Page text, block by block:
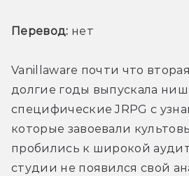
Перевод: нет
Vanillaware почти что
долгие годы выпускала
специфические JRPG с
которые завоевали
пробились к широкой
студии не появился свой